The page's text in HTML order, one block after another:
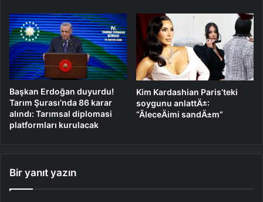
Başkan Erdoğan duyurdu!
Tarım Şurası’nda 86 karar
alındı: Tarımsal diplomasi
platformları kurulacak
Kim Kardashian Paris’teki
soygunu anlattÄ±:
“ÃleceÄimi sandÄ±m”
Bir yanıt yazın